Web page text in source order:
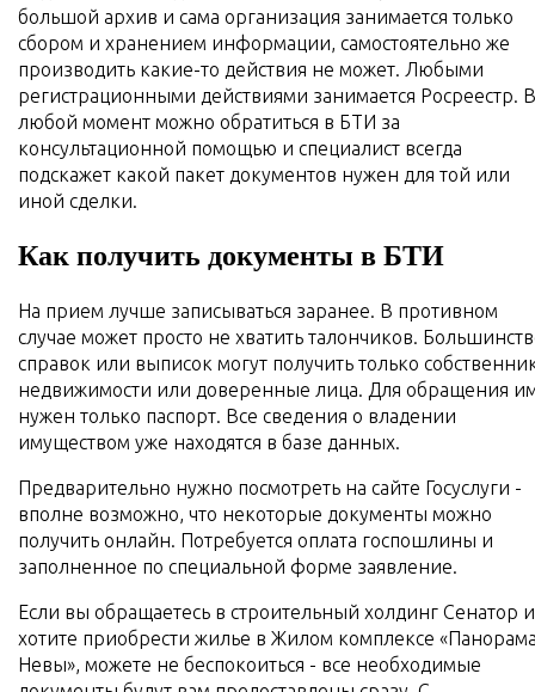
большой архив и сама организация занимается только
сбором и хранением информации, самостоятельно же
производить какие-то действия не может. Любыми
регистрационными действиями занимается Росреестр. В
любой момент можно обратиться в БТИ за
консультационной помощью и специалист всегда
подскажет какой пакет документов нужен для той или
иной сделки.
Как получить документы в БТИ
На прием лучше записываться заранее. В противном
случае может просто не хватить талончиков.
справок или выписок могут получить только
недвижимости или доверенные лица. Для обращения
нужен только паспорт. Все сведения о владении
имуществом уже находятся в базе данных.
Предварительно нужно посмотреть на сайте Госуслуги -
вполне возможно, что некоторые документы можно
получить онлайн. Потребуется оплата госпошлины и
заполненное по специальной форме заявление.
Если вы обращаетесь в строительный холдинг Сенатор и
хотите приобрести жилье в Жилом комплексе
Невы», можете не беспокоиться - все необходимые